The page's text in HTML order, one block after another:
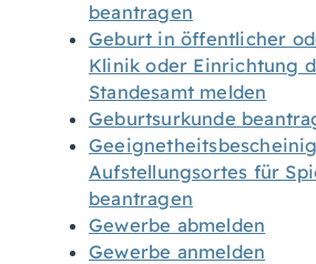
beantragen
Geburt in öffentlicher
Klinik oder Einrichtung
Standesamt melden
Geburtsurkunde
Aufstellungsortes für
beantragen
Gewerbe abmelden
Gewerbe anmelden